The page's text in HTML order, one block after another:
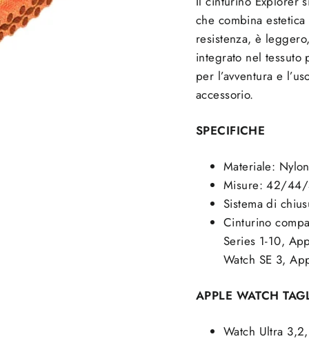
che combina
resistenza, è
integrato nel tessuto
per l’avventura e
accessorio.
SPECIFICHE
Materiale:
Misure: 42/
Sistema di
Cinturino
Series 1-10,
Watch SE 3,
APPLE WATCH
Watch Ultra